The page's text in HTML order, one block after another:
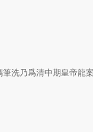
洗乃爲清中期皇帝龍